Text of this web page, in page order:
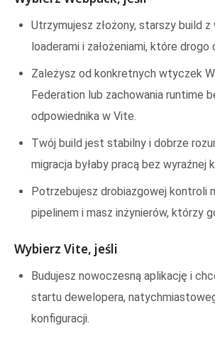
Utrzymujesz złożony, starszy build z
loaderami i założeniami, które
Zależysz od konkretnych wtyczek
Federation lub zachowania runtime
odpowiednika w Vite.
Twój build jest stabilny i dobrze
migracja byłaby pracą bez wyraźnej
Potrzebujesz drobiazgowej kontroli
pipelinem i masz inżynierów, którzy
Wybierz Vite, jeśli
Budujesz nowoczesną aplikację i
startu dewelopera,
konfiguracji.